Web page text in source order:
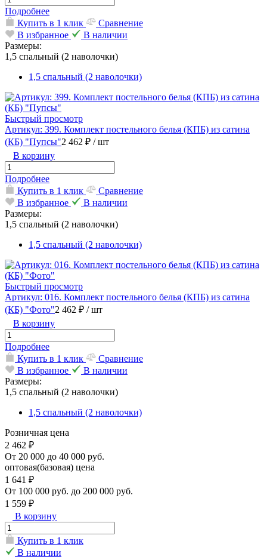
Подробнее
Купить в 1 клик
Сравнение
В избранное
В наличии
Размеры:
1,5 спальный (2 наволочки)
1,5 спальный (2 наволочки)
Быстрый просмотр
Артикул: 399. Комплект постельного белья (КПБ) из сатина
(КБ) "Пупсы"2 462 ₽ / шт
В корзину
Подробнее
Купить в 1 клик
Сравнение
В избранное
В наличии
Размеры:
1,5 спальный (2 наволочки)
1,5 спальный (2 наволочки)
Быстрый просмотр
Артикул: 016. Комплект постельного белья (КПБ) из сатина
(КБ) "Фото"2 462 ₽ / шт
В корзину
Подробнее
Купить в 1 клик
Сравнение
В избранное
В наличии
Размеры:
1,5 спальный (2 наволочки)
1,5 спальный (2 наволочки)
Розничная цена
2 462 ₽
От 20 000 до 40 000 руб.
оптовая(базовая) цена
1 641 ₽
От 100 000 руб. до 200 000 руб.
1 559 ₽
В корзину
Купить в 1 клик
В наличии